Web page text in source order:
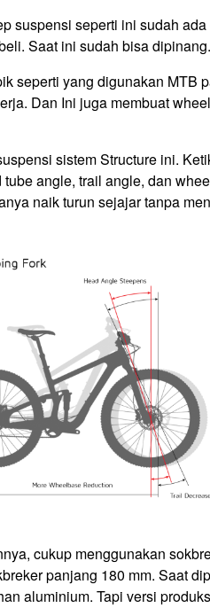
suspensi seperti ini sudah
Saat ini sudah bisa dipinang.
seperti yang digunakan MTB
Dan Ini juga membuat
sistem Structure ini.
angle, trail angle, dan
naik turun sejajar tanpa
cukup menggunakan
panjang 180 mm. Saat
aluminium. Tapi versi